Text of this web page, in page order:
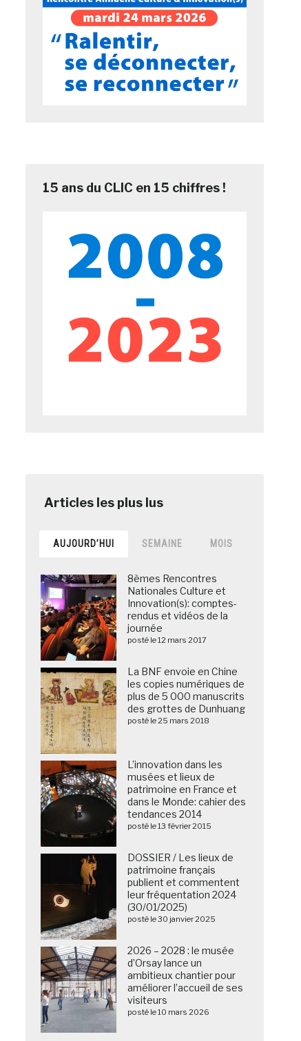
15 ans du CLIC en 15 chiffres !
AUJOURD’HUI SEMAINE MOIS
8èmes Rencontres
Nationales Culture et
Innovation(s): comptes-
rendus et vidéos de la
journée
posté le 12 mars 2017
La BNF envoie en Chine
les copies numériques de
plus de 5 000 manuscrits
des grottes de Dunhuang
posté le 25 mars 2018
L’innovation dans les
musées et lieux de
patrimoine en France et
dans le Monde: cahier des
tendances 2014
posté le 13 février 2015
DOSSIER / Les lieux de
patrimoine français
publient et commentent
leur fréquentation 2024
(30/01/2025)
posté le 30 janvier 2025
2026 – 2028 : le musée
d’Orsay lance un
ambitieux chantier pour
améliorer l’accueil de ses
visiteurs
posté le 10 mars 2026